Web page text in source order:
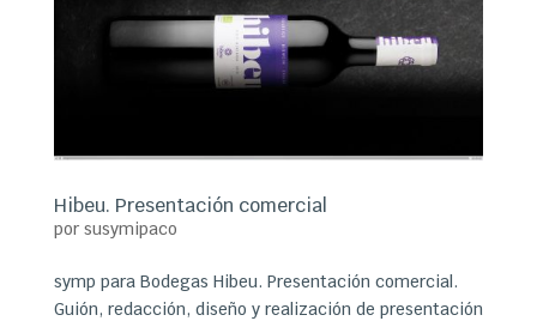
Hibeu. Presentación comercial
por susymipaco
symp para Bodegas Hibeu. Presentación comercial.
Guión, redacción, diseño y realización de presentación